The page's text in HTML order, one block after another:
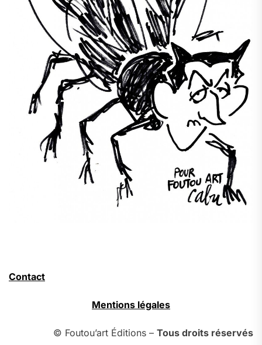
Contact
Mentions légales
© Foutou’art Éditions – Tous droits réservés